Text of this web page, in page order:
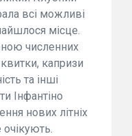
всі можливі
місце.
численних
капризи
та інші
Інфантіно
нових літніх